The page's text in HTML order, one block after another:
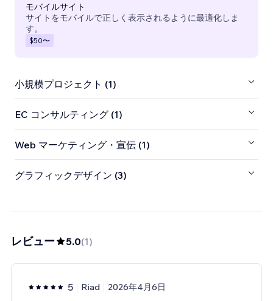
モバイルサイト
サイトをモバイルで正しく表示されるように最適化しま
す。
$50〜
小規模プロジェクト (1)
EC コンサルティング (1)
Web マーケティング・宣伝 (1)
グラフィックデザイン (3)
レビュー 5.0(1)
5 Riad 2026年4月6日